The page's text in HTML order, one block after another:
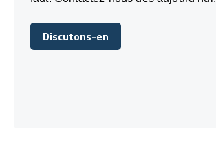
Discutons-en
Discutons-en